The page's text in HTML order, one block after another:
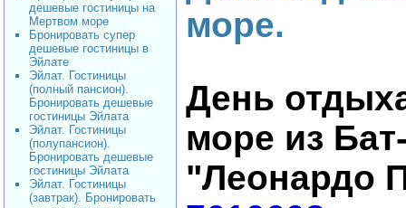
дешевые гостиницы на
Мертвом море
Бронировать супер
дешевые гостиницы в
Эйлате
Эйлат. Гостиницы
(полный пансион).
Бронировать дешевые
гостиницы Эйлата
Эйлат. Гостиницы
(полупансион).
Бронировать дешевые
гостиницы Эйлата
Эйлат. Гостиницы
(завтрак). Бронировать
море.
День
море из
"Леонардо